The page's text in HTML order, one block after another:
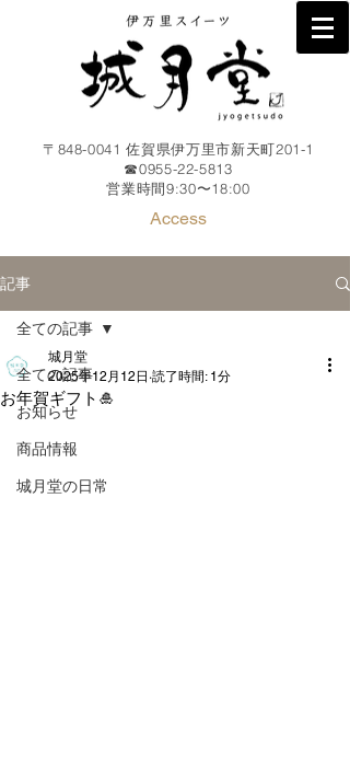
〒848-0041 佐賀県伊万里市新天町201-1
☎︎0955-22-5813
​営業時間9:30〜18:00
Access
記事
全ての記事
お知らせ
商品情報
城月堂の日常
全ての記事
お年賀ギフト🎍
城月堂
2025年12月12日 読了時間: 1分